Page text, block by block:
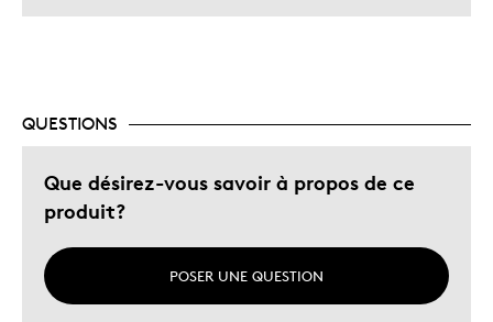
QUESTIONS
Que désirez-vous savoir à propos de ce
produit?
POSER UNE QUESTION